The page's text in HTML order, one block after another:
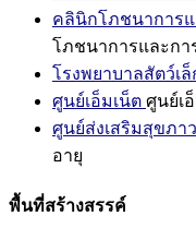
คลินิกโภชนาการ
โภชนาการและกา
โรงพยาบาลสัตว์เ
ศูนย์เอ็มเน็ต ศูนย์เ
ศูนย์ส่งเสริมสุขภา
อายุ
พื้นที่สร้างสรรค์